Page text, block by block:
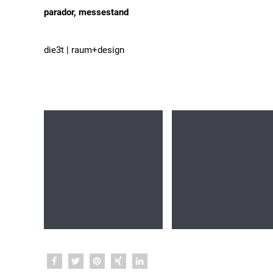
parador, messestand
die3t | raum+design